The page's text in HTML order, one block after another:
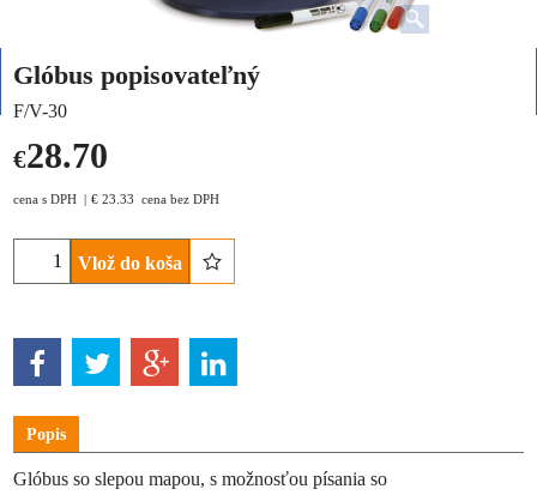
Glóbus popisovateľný
F/V-30
€28.70
cena s DPH € 23.33 cena bez DPH
Vlož do koša
Popis
Glóbus so slepou mapou, s možnosťou písania so